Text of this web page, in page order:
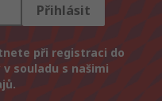
Přihlásit
při registraci do
souladu s našimi